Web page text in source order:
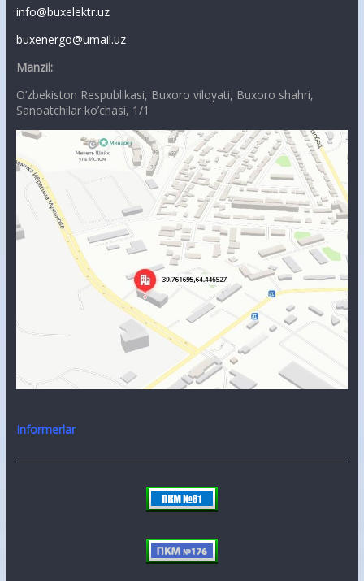
info@buxelektr.uz
buxenergo@umail.uz
Manzil:
O’zbekiston Respublikasi, Buxoro viloyati, Buxoro shahri,
Sanoatchilar ko’chasi, 1/1
Informerlar